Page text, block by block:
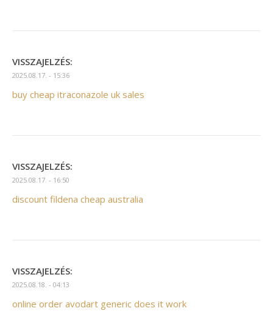
VISSZAJELZÉS:
2025.08.17. - 15:36
buy cheap itraconazole uk sales
VISSZAJELZÉS:
2025.08.17. - 16:50
discount fildena cheap australia
VISSZAJELZÉS:
2025.08.18. - 04:13
online order avodart generic does it work